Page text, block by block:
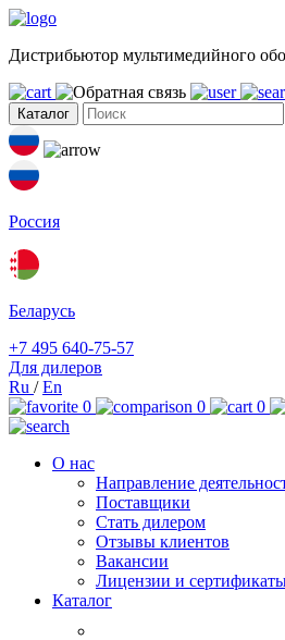
Дистрибьютор мультимедийного
Каталог
Россия
Беларусь
+7 495 640-75-57
Для дилеров
Ru /En
0
0 0
О нас
Направление
Поставщики
Стать дилером
Отзывы клиентов
Вакансии
Лицензии и
Каталог